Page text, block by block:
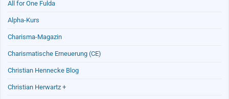
All for One Fulda
Alpha-Kurs
Charisma-Magazin
Charismatische Erneuerung (CE)
Christian Hennecke Blog
Christian Herwartz +